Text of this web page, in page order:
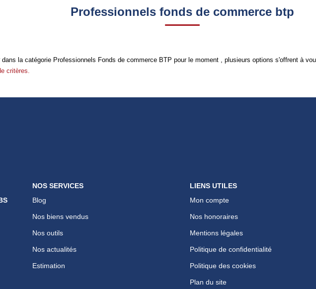
Professionnels fonds de commerce btp
la catégorie Professionnels Fonds de commerce BTP pour le moment , plusieurs options s'offrent à
critères.
NOS SERVICES
Blog
Nos biens vendus
Nos outils
Nos actualités
Estimation
LIENS UTILES
Mon compte
Nos honoraires
Mentions légales
Politique de confidentialité
Politique des cookies
Plan du site